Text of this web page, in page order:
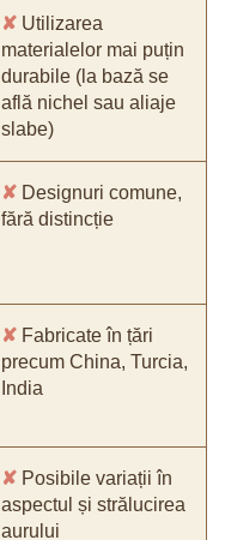
✘ Utilizarea
materialelor mai puțin
durabile (la bază se
află nichel sau aliaje
slabe)
✘ Designuri comune,
fără distincție
✘ Fabricate în țări
precum China, Turcia,
India
✘ Posibile variații în
aspectul și strălucirea
aurului